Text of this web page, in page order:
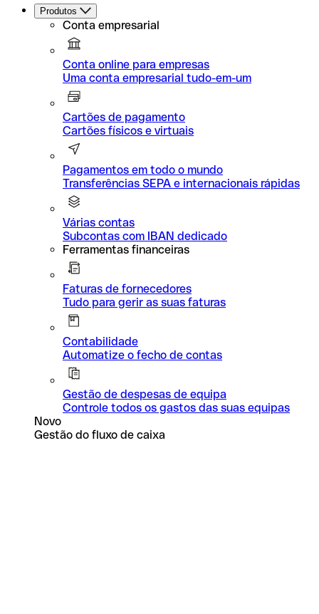
Produtos
Conta empresarial
Conta online para empresas
Uma conta empresarial tudo-em-um
Cartões de pagamento
Cartões físicos e virtuais
Pagamentos em todo o mundo
Transferências SEPA e internacionais rápidas
Várias contas
Subcontas com IBAN dedicado
Ferramentas financeiras
Faturas de fornecedores
Tudo para gerir as suas faturas
Contabilidade
Automatize o fecho de contas
Gestão de despesas de equipa
Controle todos os gastos das suas equipas
Novo
Gestão do fluxo de caixa